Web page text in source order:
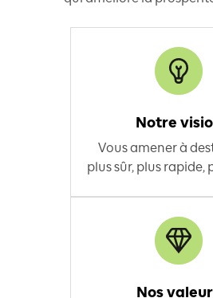
Notre
Vous amener à
plus sûr, plus rapide,
Nos